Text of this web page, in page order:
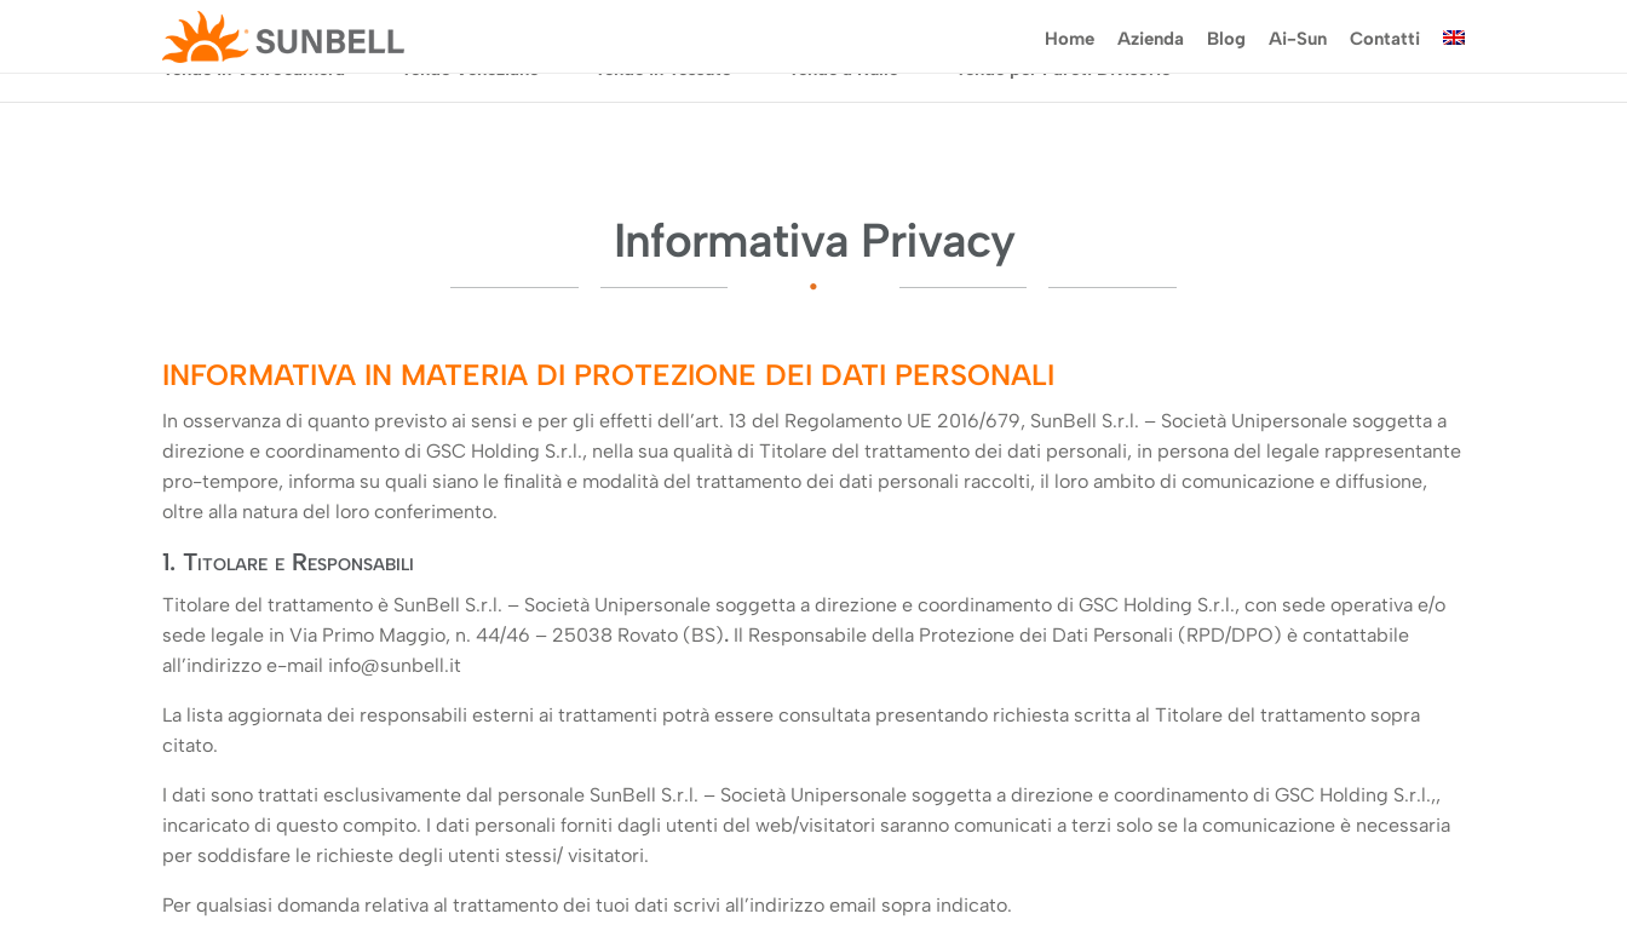
Home Azienda Blog Ai-Sun
Contatti
Tende in Vetrocamera
Tende Veneziane Tende in Tessuto Tende a Rullo Tende per Pareti Divisorie
Informativa Privacy
•
INFORMATIVA IN MATERIA DI PROTEZIONE DEI DATI PERSONALI
In osservanza di quanto previsto ai sensi e per gli effetti dell’art. 13 del Regolamento UE 2016/679, SunBell S.r.l. – Società Unipersonale soggetta a
direzione e coordinamento di GSC Holding S.r.l., nella sua qualità di Titolare del trattamento dei dati personali, in persona del legale rappresentante
pro-tempore, informa su quali siano le finalità e modalità del trattamento dei dati personali raccolti, il loro ambito di comunicazione e diffusione,
oltre alla natura del loro conferimento.
1. Titolare e Responsabili
Titolare del trattamento è SunBell S.r.l. – Società Unipersonale soggetta a direzione e coordinamento di GSC Holding S.r.l., con sede operativa e/o
sede legale in Via Primo Maggio, n. 44/46 – 25038 Rovato (BS). Il Responsabile della Protezione dei Dati Personali (RPD/DPO) è contattabile
all’indirizzo e-mail info@sunbell.it
La lista aggiornata dei responsabili esterni ai trattamenti potrà essere consultata presentando richiesta scritta al Titolare del trattamento sopra
citato.
I dati sono trattati esclusivamente dal personale SunBell S.r.l. – Società Unipersonale soggetta a direzione e coordinamento di GSC Holding S.r.l.,,
incaricato di questo compito. I dati personali forniti dagli utenti del web/visitatori saranno comunicati a terzi solo se la comunicazione è necessaria
per soddisfare le richieste degli utenti stessi/ visitatori.
Per qualsiasi domanda relativa al trattamento dei tuoi dati scrivi all’indirizzo email sopra indicato.